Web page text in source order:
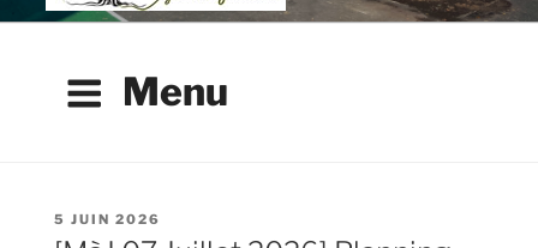
Menu
PUBLIÉ
LE
5 JUIN 2026